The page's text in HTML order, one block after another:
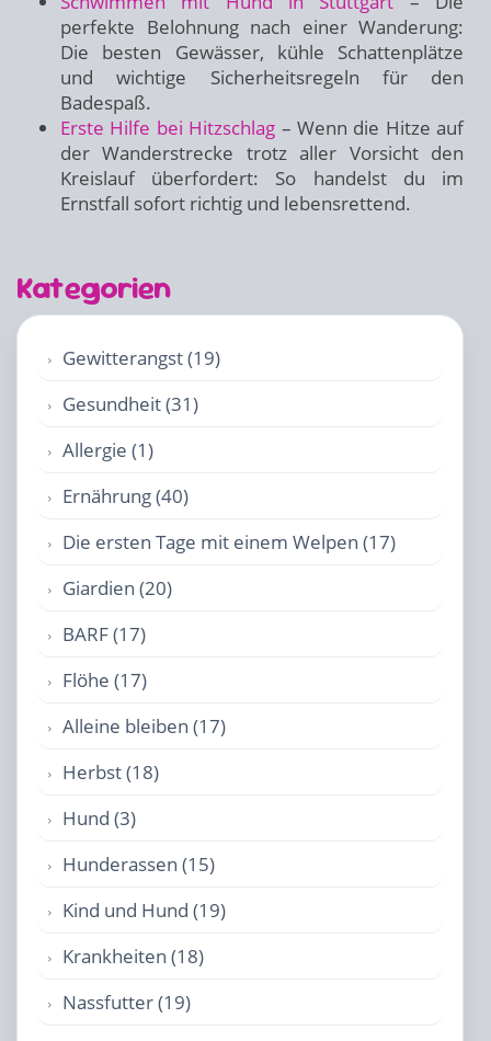
perfekte Belohnung nach einer Wanderung:
Die besten Gewässer, kühle Schattenplätze
und wichtige Sicherheitsregeln für den
Badespaß.
Erste Hilfe bei Hitzschlag – Wenn die Hitze auf
der Wanderstrecke trotz aller Vorsicht den
Kreislauf überfordert: So handelst du im
Ernstfall sofort richtig und lebensrettend.
Kategorien
Gewitterangst (19)
Gesundheit (31)
Allergie (1)
Ernährung (40)
Die ersten Tage mit einem Welpen (17)
Giardien (20)
BARF (17)
Flöhe (17)
Alleine bleiben (17)
Herbst (18)
Hund (3)
Hunderassen (15)
Kind und Hund (19)
Krankheiten (18)
Nassfutter (19)